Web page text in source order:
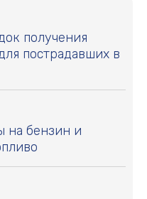
получения
пострадавших в
на бензин и